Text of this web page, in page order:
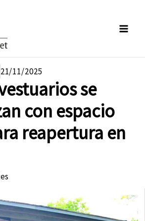
21/11/2025
se
con espacio
reapertura en